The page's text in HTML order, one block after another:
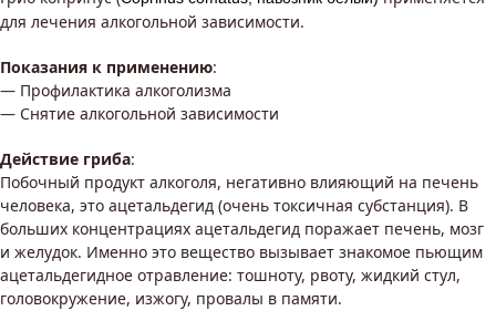
для лечения алкогольной зависимости.
Показания к применению:
— Профилактика алкоголизма
— Снятие алкогольной зависимости
Действие гриба:
Побочный продукт алкоголя, негативно влияющий на печень
человека, это ацетальдегид (очень токсичная субстанция). В
больших концентрациях ацетальдегид поражает печень, мозг
и желудок. Именно это вещество вызывает знакомое пьющим
ацетальдегидное отравление: тошноту, рвоту, жидкий стул,
головокружение, изжогу, провалы в памяти.